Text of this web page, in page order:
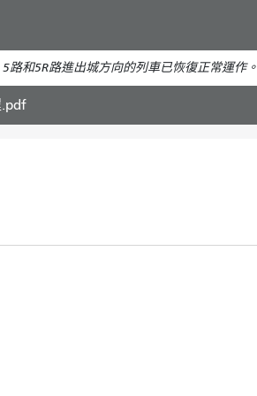
主
要
和5R路進出城方向的列車已恢復正常運作。
.pdf